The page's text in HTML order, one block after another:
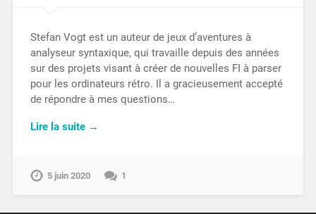
Stefan Vogt est un auteur de jeux d’aventures à
analyseur syntaxique, qui travaille depuis des années
sur des projets visant à créer de nouvelles FI à parser
pour les ordinateurs rétro. Il a gracieusement accepté
de répondre à mes questions…
Lire la suite →
5 juin 2020 1